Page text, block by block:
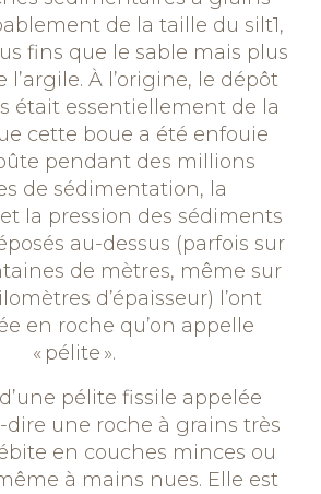
de la taille du silt1,
fins que le sable mais plus
l’argile. À l’origine, le dépôt
était essentiellement de la
cette boue a été enfouie
pendant des millions
de sédimentation, la
la pression des sédiments
au-dessus (parfois sur
de mètres, même sur
d’épaisseur) l’ont
en roche qu’on appelle
« pélite ».
pélite fissile appelée
dire une roche à grains très
en couches minces ou
à mains nues. Elle est